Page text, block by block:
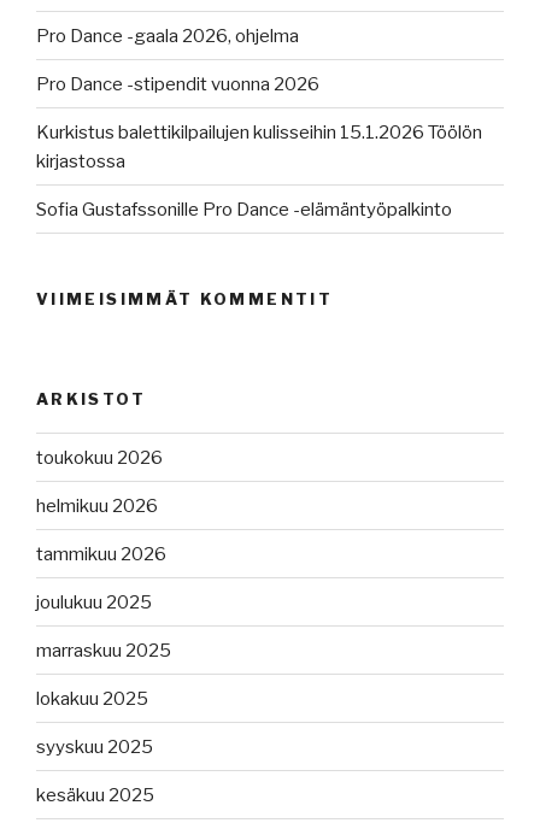
Pro Dance -gaala 2026, ohjelma
Pro Dance -stipendit vuonna 2026
Kurkistus balettikilpailujen kulisseihin 15.1.2026 Töölön
kirjastossa
Sofia Gustafssonille Pro Dance -elämäntyöpalkinto
VIIMEISIMMÄT KOMMENTIT
ARKISTOT
toukokuu 2026
helmikuu 2026
tammikuu 2026
joulukuu 2025
marraskuu 2025
lokakuu 2025
syyskuu 2025
kesäkuu 2025